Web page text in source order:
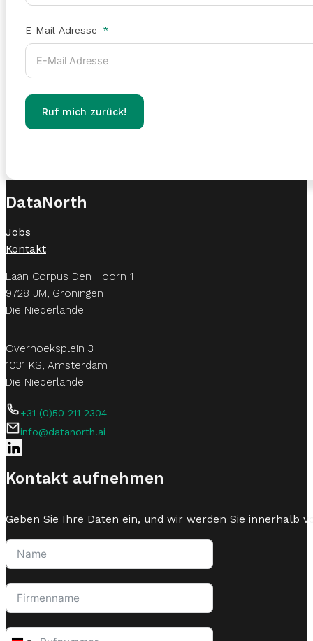
+49
E-Mail Adresse
Ruf mich zurück!
DataNorth
Jobs
Kontakt
Laan Corpus Den Hoorn 1
9728 JM, Groningen
Die Niederlande
Overhoeksplein 3
1031 KS, Amsterdam
Die Niederlande
+31 (0)50 211 2304
info@datanorth.ai
Kontakt aufnehmen
Geben Sie Ihre Daten ein, und wir werden Sie innerhalb